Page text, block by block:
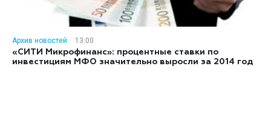
Архив новостей
13:00
«СИТИ Микрофинанс»: процентные ставки по
инвестициям МФО значительно выросли за 2014 год